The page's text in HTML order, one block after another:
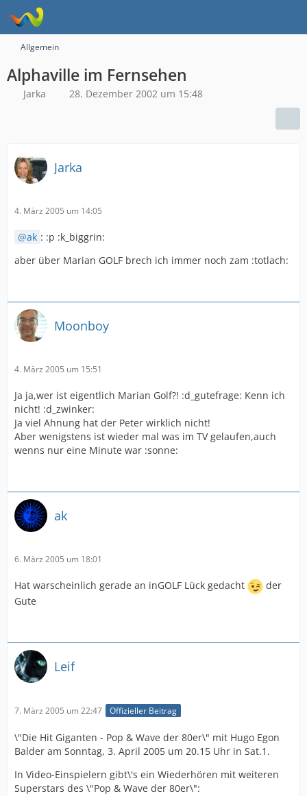
Allgemein
Alphaville im Fernsehen
Jarka 28. Dezember 2002 um 15:48
Jarka
4. März 2005 um 14:05
ak : :p :k_biggrin:
aber über Marian GOLF brech ich immer noch zam :totlach:
Moonboy
4. März 2005 um 15:51
Ja ja,wer ist eigentlich Marian Golf?! :d_gutefrage: Kenn ich
nicht! :d_zwinker:
Ja viel Ahnung hat der Peter wirklich nicht!
Aber wenigstens ist wieder mal was im TV gelaufen,auch
wenns nur eine Minute war :sonne:
ak
6. März 2005 um 18:01
Hat warscheinlich gerade an inGOLF Lück gedacht
der
Gute
Leif
7. März 2005 um 22:47 Offizieller Beitrag
\"Die Hit Giganten - Pop & Wave der 80er\" mit Hugo Egon
Balder am Sonntag, 3. April 2005 um 20.15 Uhr in Sat.1.
In Video-Einspielern gibt\'s ein Wiederhören mit weiteren
Superstars des \"Pop & Wave der 80er\":